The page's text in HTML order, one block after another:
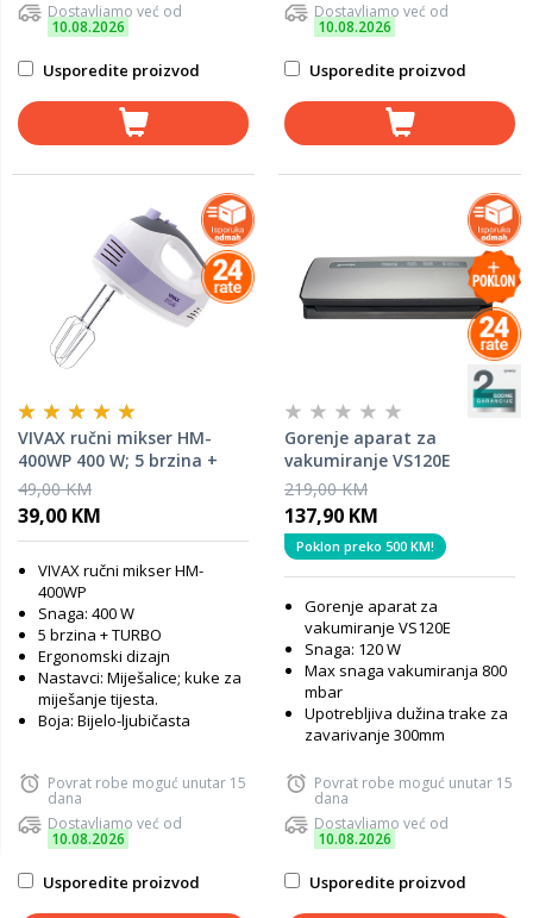
Dostavljamo već od
10.08.2026
Usporedite proizvod
Dostavljamo već od
10.08.2026
Usporedite proizvod
VIVAX ručni mikser HM-
400WP 400 W; 5 brzina +
TURBO
49,00 KM
39,00 KM
VIVAX ručni mikser HM-
400WP
Snaga: 400 W
5 brzina + TURBO
Ergonomski dizajn
Nastavci: Miješalice; kuke za
miješanje tijesta.
Boja: Bijelo-ljubičasta
Povrat robe moguć unutar 15
dana
Dostavljamo već od
10.08.2026
Usporedite proizvod
Gorenje aparat za
vakumiranje VS120E
219,00 KM
137,90 KM
Poklon preko 500 KM!
Gorenje aparat za
vakumiranje VS120E
Snaga: 120 W
Max snaga vakumiranja 800
mbar
Upotrebljiva dužina trake za
zavarivanje 300mm
Povrat robe moguć unutar 15
dana
Dostavljamo već od
10.08.2026
Usporedite proizvod